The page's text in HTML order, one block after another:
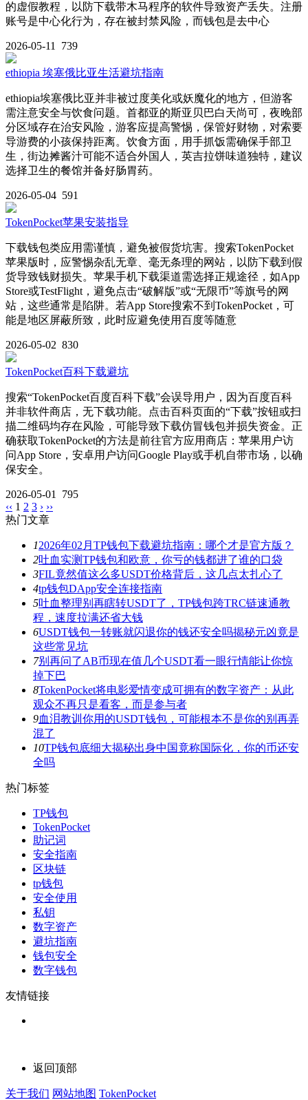
的虚假教程，以防下载带木马程序的软件导致资产丢失。注册
账号是中心化行为，存在被封禁风险，而钱包是去中心
2026-05-11 739
ethiopia 埃塞俄比亚生活避坑指南
ethiopia埃塞俄比亚并非被过度美化或妖魔化的地方，但游客
需注意安全与饮食问题。首都亚的斯亚贝巴白天尚可，夜晚部
分区域存在治安风险，游客应提高警惕，保管好财物，对索要
导游费的小孩保持距离。饮食方面，用手抓饭需确保手部卫
生，街边摊酱汁可能不适合外国人，英吉拉饼味道独特，建议
选择卫生的餐馆并备好肠胃药。
2026-05-04 591
TokenPocket苹果安装指导
下载钱包类应用需谨慎，避免被假货坑害。搜索TokenPocket
苹果版时，应警惕杂乱无章、毫无条理的网站，以防下载到假
货导致钱财损失。苹果手机下载渠道需选择正规途径，如App
Store或TestFlight，避免点击“破解版”或“无限币”等旗号的网
站，这些通常是陷阱。若App Store搜索不到TokenPocket，可
能是地区屏蔽所致，此时应避免使用百度等随意
2026-05-02 830
TokenPocket百科下载避坑
搜索“TokenPocket百度百科下载”会误导用户，因为百度百科
并非软件商店，无下载功能。点击百科页面的“下载”按钮或扫
描二维码均存在风险，可能导致下载仿冒钱包并损失资金。正
确获取TokenPocket的方法是前往官方应用商店：苹果用户访
问App Store，安卓用户访问Google Play或手机自带市场，以确
保安全。
2026-05-01 795
‹‹ 1 2 3 › ››
热门文章
12026年02月TP钱包下载避坑指南：哪个才是官方版？
2吐血实测TP钱包和欧意，你亏的钱都进了谁的口袋
3FIL竟然值这么多USDT价格背后，这几点太扎心了
4tp钱包DApp安全连接指南
5吐血整理别再瞎转USDT了，TP钱包跨TRC链速通教
程，速度拉满还省大钱
6USDT钱包一转账就闪退你的钱还安全吗揭秘元凶竟是
这些常见坑
7别再问了AB币现在值几个USDT看一眼行情能让你惊
掉下巴
8TokenPocket将电影爱情变成可拥有的数字资产：从此
观众不再只是看客，而是参与者
9血泪教训你用的USDT钱包，可能根本不是你的别再弄
混了
10TP钱包底细大揭秘出身中国竟称国际化，你的币还安
全吗
热门标签
TP钱包
TokenPocket
助记词
安全指南
区块链
tp钱包
安全使用
私钥
数字资产
避坑指南
钱包安全
数字钱包
友情链接
返回顶部
关于我们 网站地图 TokenPocket